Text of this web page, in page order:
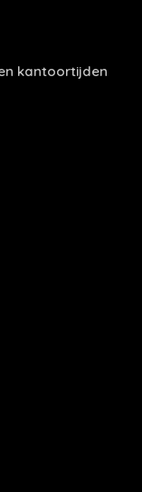
kantoortijden